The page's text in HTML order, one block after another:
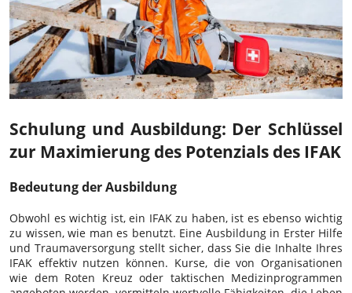
Schulung und Ausbildung: Der Schlüssel
zur Maximierung des Potenzials des IFAK
Bedeutung der Ausbildung
Obwohl es wichtig ist, ein IFAK zu haben, ist es ebenso wichtig
zu wissen, wie man es benutzt. Eine Ausbildung in Erster Hilfe
und Traumaversorgung stellt sicher, dass Sie die Inhalte Ihres
IFAK effektiv nutzen können. Kurse, die von Organisationen
wie dem Roten Kreuz oder taktischen Medizinprogrammen